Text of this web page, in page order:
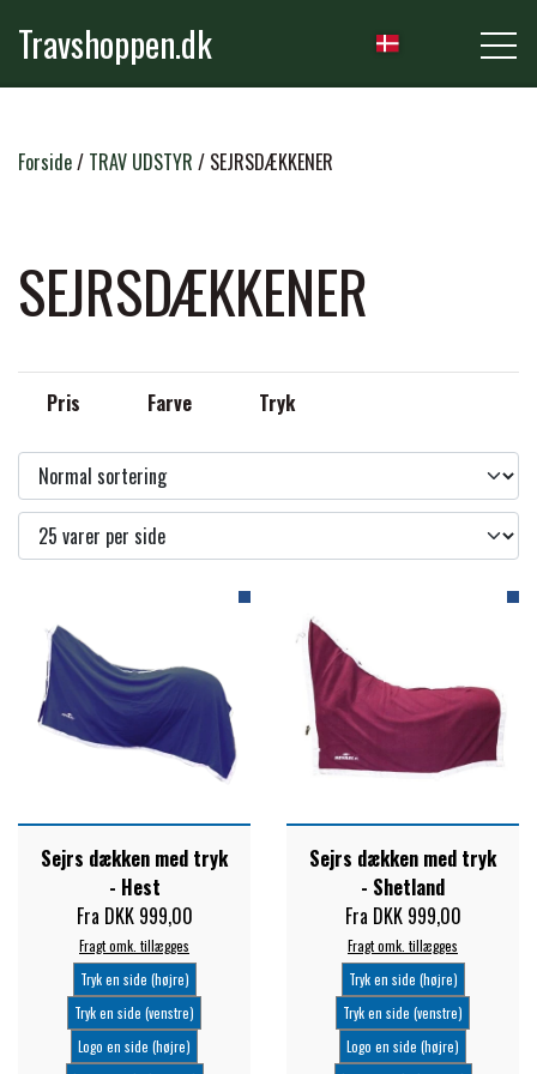
Travshoppen.dk
NYHEDER
HEST
TRENSER & TILBEHØR
SADLER & TILBEHØR
DÆKKENER & TILBEHØR
BANDAGER & BENBESKYTTELSE
PLEJE & STALD
TILSKUD & VITAMINER
PONY & SHETTY
RYTTER
TRØJER, BLUSER & T-SHIRTS
JAKKER & VESTE
SKO & STØVLER
PISKE & SPORER
HJELME
SIKKERHEDSVESTE
PLEJE & STALD
STRIGLER & TILBEHØR
STRIGLEKASSER & STALDSKABE
SÅRPLEJE & STALDAPOTEK
SHAMPOO & SHINER
HOVPLEJE
LÆDER & UDSTYRSPLEJE
KLIPPEMASKINER & STØVSUGERE
TRAV & GALOP
SEJRSDÆKKENER
TRAVUDSTYR MED NAVN
GRIMER & TRÆKTOV
SELER & TILBEHØR
HOVEDLAG & TILBEHØR
GAMSCHER & BANDAGER
KRAFFT FODER
PREMIER EQUINE
OVERGANGSDÆKKEN
PREMIER EQUINE VINTERDÆKKEN
PREMIER EQUINE STALDDÆKKEN
OUTLET
ANIMALINTEX®
Forside TRAV UDSTYR SEJRSDÆKKENER
SEJRSDÆKKENER
Pris Farve Tryk
Sejrs dækken med tryk
- Hest
Fra DKK 999,00
Fragt omk. tillægges
Tryk en side (højre)
Tryk en side (venstre)
Logo en side (højre)
Sejrs dækken med tryk
- Shetland
Fra DKK 999,00
Fragt omk. tillægges
Tryk en side (højre)
Tryk en side (venstre)
Logo en side (højre)